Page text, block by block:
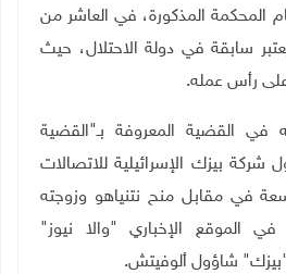
المحكمة المذكورة، في العاشر من
سابقة في دولة الاحتلال، حيث
رأس عمله.
في القضية المعروفة بـ"القضية
شركة بيزك الإسرائيلية للاتصالات
في مقابل منح نتنياهو وزوجته
في الموقع الإخباري "والا نيوز"
شاؤول ألوفيتش.